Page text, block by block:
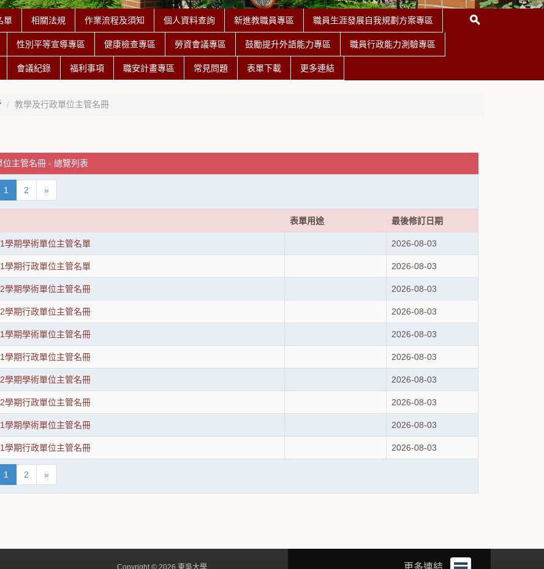
單 相關法規 作業流程及須知 個人資料查詢 新進教職員專區 職員生涯發展自我規劃方案專區
性別平等宣導專區 健康檢查專區 勞資會議專區 鼓勵提升外語能力專區 職員行政能力測驗專區
會議紀錄 福利事項 職安計畫專區 常見問題 表單下載 更多連結
教學及行政單位主管名冊
位主管名冊 - 總覽列表
1 2 »
表單用途 最後修訂日期
學期學術單位主管名單 2026-08-03
學期行政單位主管名單 2026-08-03
學期學術單位主管名冊 2026-08-03
學期行政單位主管名冊 2026-08-03
學期學術單位主管名冊 2026-08-03
學期行政單位主管名冊 2026-08-03
學期學術單位主管名冊 2026-08-03
學期行政單位主管名冊 2026-08-03
學期學術單位主管名冊 2026-08-03
學期行政單位主管名冊 2026-08-03
1 2 »
Copyright © 2026 東吳大學